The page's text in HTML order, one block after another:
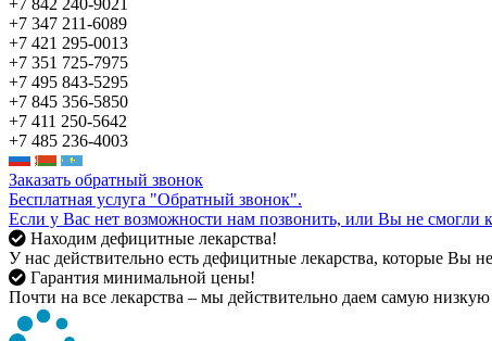
+7 842 240-9021
+7 347 211-6089
+7 421 295-0013
+7 351 725-7975
+7 495 843-5295
+7 845 356-5850
+7 411 250-5642
+7 485 236-4003
Заказать обратный звонок
Бесплатная услуга "Обратный звонок".
Если у Вас нет возможности нам позвонить, или Вы не смогли
Находим дефицитные лекарства!
У нас действительно есть дефицитные лекарства, которые Вы
Гарантия минимальной цены!
Почти на все лекарства – мы действительно даем самую